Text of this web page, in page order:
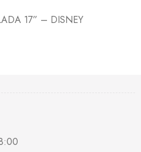
17” – DISNEY